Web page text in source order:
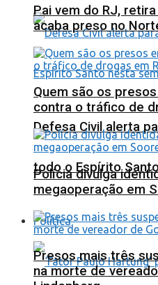
Defesa Civil alerta
todo o Espírito
Política
Pai vem do RJ,
acaba preso no
Quem são os
contra o tráfico de
Polícia divulga
megaoperação em
Presos mais três
na morte de